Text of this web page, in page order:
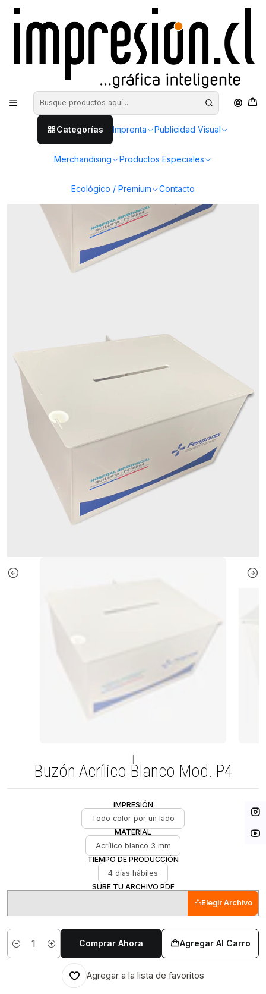
Categorías Imprenta Publicidad Visual
Merchandising Productos Especiales
Ecológico / Premium Contacto
Buzón Acrílico Blanco Mod. P4
IMPRESIÓN
Todo color por un lado
MATERIAL
Acrílico blanco 3 mm
TIEMPO DE PRODUCCIÓN
4 días hábiles
SUBE TU ARCHIVO PDF
Elegir Archivo
Cantidad
Agregar Al Carro
Comprar Ahora
Agregar a la lista de favoritos